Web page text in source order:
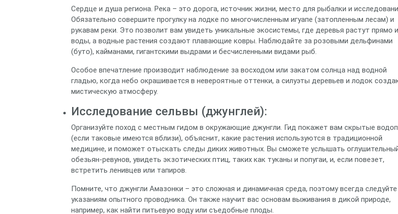
Сердце и душа региона. Река – это дорога, источник жизни, место для рыбалки и
Обязательно совершите прогулку на лодке по многочисленным игуапе (затопленным лесам) и
рукавам реки. Это позволит вам увидеть уникальные экосистемы, где деревья растут прямо
воды, а водные растения создают плавающие ковры. Наблюдайте за розовыми дельфинами
(буто), кайманами, гигантскими выдрами и бесчисленными видами рыб.
Особое впечатление производит наблюдение за восходом или закатом солнца над водной
гладью, когда небо окрашивается в невероятные оттенки, а силуэты деревьев и лодок
мистическую атмосферу.
Исследование сельвы (джунглей):
Организуйте поход с местным гидом в окружающие джунгли. Гид покажет вам скрытые
(если таковые имеются вблизи), объяснит, какие растения используются в традиционной
медицине, и поможет отыскать следы диких животных. Вы сможете услышать
обезьян-ревунов, увидеть экзотических птиц, таких как туканы и попугаи, и, если повезет,
встретить ленивцев или тапиров.
Помните, что джунгли Амазонки – это сложная и динамичная среда, поэтому всегда следуйте
указаниям опытного проводника. Он также научит вас основам выживания в дикой природе,
например, как найти питьевую воду или съедобные плоды.